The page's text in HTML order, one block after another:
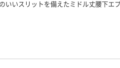
いいスリットを備えたミドル丈腰下エプ